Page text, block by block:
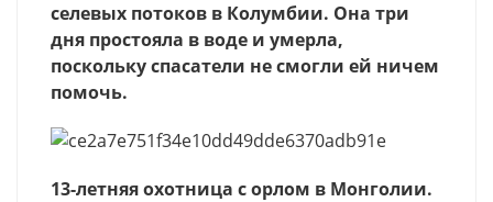
селевых потоков в Колумбии. Она три
дня простояла в воде и умерла,
поскольку спасатели не смогли ей ничем
помочь.
13-летняя охотница с орлом в Монголии.